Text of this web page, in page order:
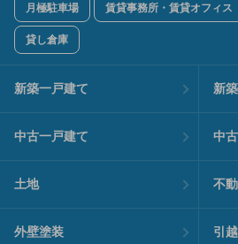
月極駐車場 賃貸事務所・賃貸オフィス
貸し倉庫
新築一戸建て 新
中古一戸建て 中
土地 不
外壁塗装 引